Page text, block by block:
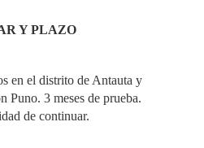
Y PLAZO
en el distrito de Antauta y
Puno. 3 meses de prueba.
de continuar.